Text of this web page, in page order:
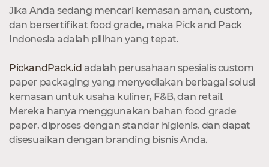
Jika Anda sedang mencari kemasan aman, custom,
dan bersertifikat food grade, maka Pick and Pack
Indonesia adalah pilihan yang tepat.
PickandPack.id adalah perusahaan spesialis custom
paper packaging yang menyediakan berbagai solusi
kemasan untuk usaha kuliner, F&B, dan retail.
Mereka hanya menggunakan bahan food grade
paper, diproses dengan standar higienis, dan dapat
disesuaikan dengan branding bisnis Anda.